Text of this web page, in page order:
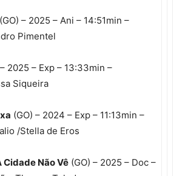
(GO) – 2025 – Ani – 14:51min –
Pimentel
2025 – Exp – 13:33min –
Siqueira
(GO) – 2024 – Exp – 11:13min –
/Stella de Eros
Cidade Não Vê (GO) – 2025 – Doc –